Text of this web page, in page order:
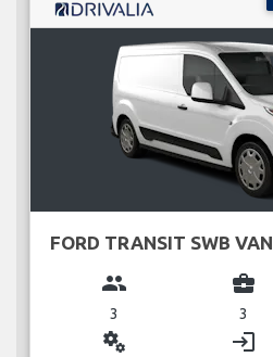
FORD TRANSIT SWB VAN
group
3
business_center
3
miscellaneous_services login